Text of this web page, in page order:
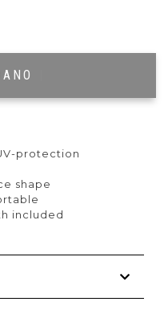
protection
shape
included